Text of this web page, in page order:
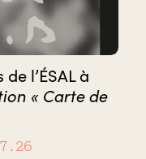
l’ÉSAL à
« Carte de